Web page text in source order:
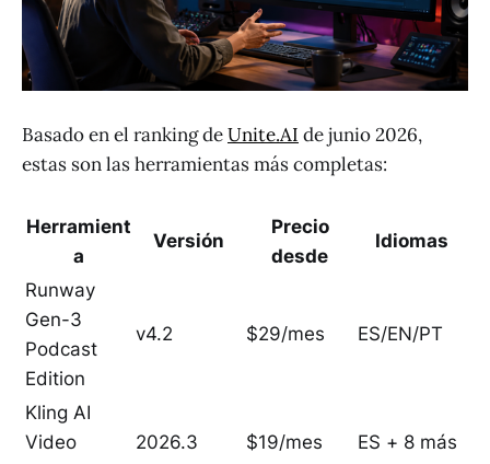
Basado en el ranking deUnite.AI de junio 2026,
estas son las herramientas más completas:
Herramient
a
Versión
Precio
desde
Idiomas
Runway
Gen-3
Podcast
Edition
v4.2 $29/mes ES/EN/PT
Kling AI
Video
2026.3 $19/mes ES + 8 más